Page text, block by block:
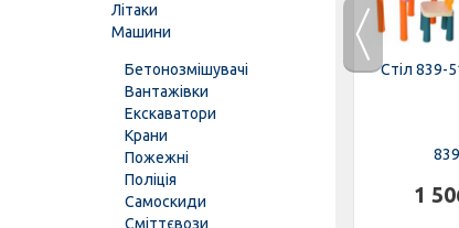
Кубики будівельні "Сіті Лайф"
103/103 малий, сітка 2
103-103
256,00 грн.
Стіл 839-
1
Літаки
Машини
Бетонозмішувачі
Вантажівки
Екскаватори
Крани
Пожежні
Поліція
Самоскиди
Сміттєвози